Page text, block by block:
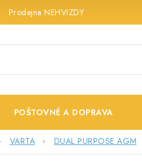
Prodejna NEHVIZDY
POŠTOVNÉ A DOPRAVA
VARTA DUAL PURPOSE AGM